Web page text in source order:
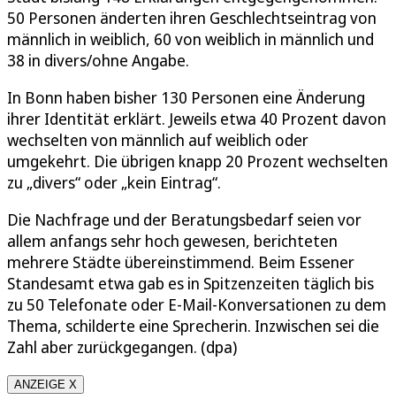
50 Personen änderten ihren Geschlechtseintrag von
männlich in weiblich, 60 von weiblich in männlich und
38 in divers/ohne Angabe.
In Bonn haben bisher 130 Personen eine Änderung
ihrer Identität erklärt. Jeweils etwa 40 Prozent davon
wechselten von männlich auf weiblich oder
umgekehrt. Die übrigen knapp 20 Prozent wechselten
zu „divers“ oder „kein Eintrag“.
Die Nachfrage und der Beratungsbedarf seien vor
allem anfangs sehr hoch gewesen, berichteten
mehrere Städte übereinstimmend. Beim Essener
Standesamt etwa gab es in Spitzenzeiten täglich bis
zu 50 Telefonate oder E-Mail-Konversationen zu dem
Thema, schilderte eine Sprecherin. Inzwischen sei die
Zahl aber zurückgegangen. (dpa)
ANZEIGE X